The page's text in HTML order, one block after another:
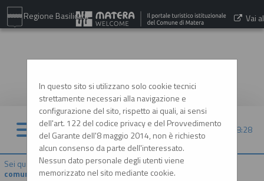
Regione Basilicata Vai al
09/08/2026 08:28
Sei qui: Home»Atti e documenti di carattere generale r...
comunicazioni e atti di caratter...
In questo sito si utilizzano solo cookie tecnici
strettamente necessari alla navigazione e
configurazione del sito, rispetto ai quali, ai sensi
dell'art. 122 del codice privacy e del Provvedimento
del Garante dell'8 maggio 2014, non è richiesto
alcun consenso da parte dell'interessato.
Nessun dato personale degli utenti viene
memorizzato nel sito mediante cookie.